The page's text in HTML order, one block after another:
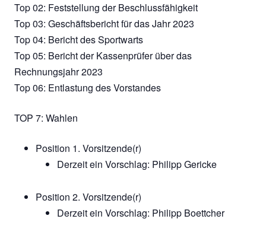
Top 02: Feststellung der Beschlussfähigkeit
Top 03: Geschäftsbericht für das Jahr 2023
Top 04: Bericht des Sportwarts
Top 05: Bericht der Kassenprüfer über das
Rechnungsjahr 2023
Top 06: Entlastung des Vorstandes
TOP 7: Wahlen
Position 1. Vorsitzende(r)
Derzeit ein Vorschlag: Philipp Gericke
Position 2. Vorsitzende(r)
Derzeit ein Vorschlag: Philipp Boettcher